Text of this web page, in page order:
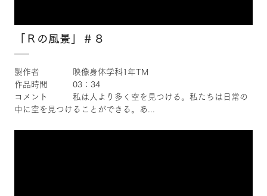
「Ｒの風景」＃８
製作者 映像身体学科1年TM
作品時間 03：34
コメント 私は人より多く空を見つける。私たちは日常の
中に空を見つけることができる。あ...